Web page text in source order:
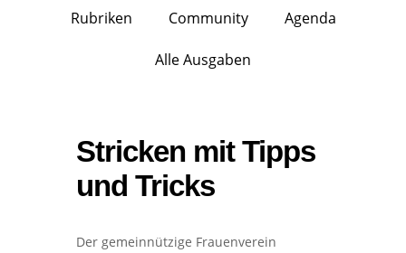
Rubriken Community Agenda
Alle Ausgaben
Stricken mit Tipps
und Tricks
Der gemeinnützige Frauenverein